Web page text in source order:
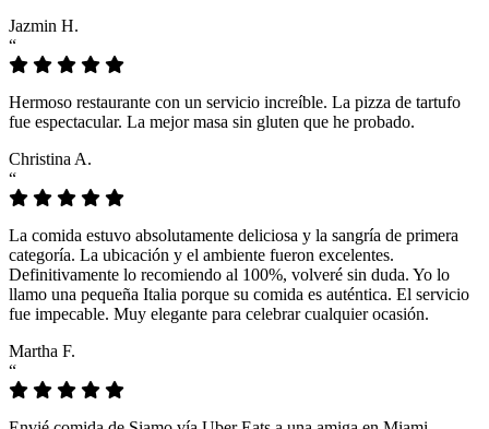
Jazmin H.
“
Hermoso restaurante con un servicio increíble. La pizza de tartufo
fue espectacular. La mejor masa sin gluten que he probado.
Christina A.
“
La comida estuvo absolutamente deliciosa y la sangría de primera
categoría. La ubicación y el ambiente fueron excelentes.
Definitivamente lo recomiendo al 100%, volveré sin duda. Yo lo
llamo una pequeña Italia porque su comida es auténtica. El servicio
fue impecable. Muy elegante para celebrar cualquier ocasión.
Martha F.
“